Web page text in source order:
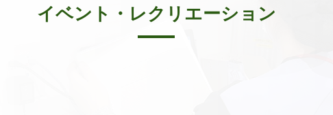
イベント・レクリエーション